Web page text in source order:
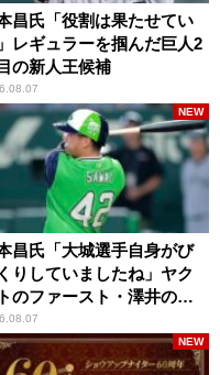
昌氏「役割は果たせてい
レギュラーを掴んだ巨人2
の新人王候補
昌氏「大城選手自身がび
りしていましたね」ヤク
のファースト・澤井の判
評価
NEW
NEW